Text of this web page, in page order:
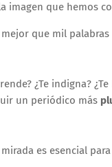
imagen que hemos
que mil
¿Te indigna?
un periódico más
mirada es esencial